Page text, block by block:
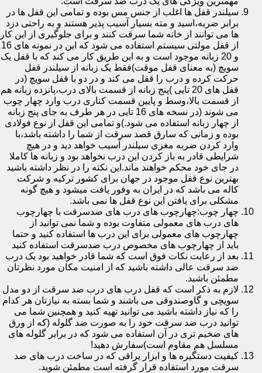
سیلندر قفل ها اغلب از جنس مس بوده و تمامی این قفل ها در
برابر ضربه،اسید و مته بسیار آسیب پذیر هستند و به راحتی دزد
ها می توانند از خانه شما سرقت کنند و برای جلوگیری از این کار
از قفل مولتی سیستم استفاده می شود که این در نمونه های 16
و 20 زبانه موجود است و به این طریق کار می کند که با قفل یک
سویچ (به معنای قفل موقت)فقط یک زبانه از سیلندر قفل
حرکت کرده و درب را قفل می کند و در دو با قفل سویچ (در
قفل های 20 تایی )پنج زبانه از قسمت بالای درب،پانزده زبانه هم
از قسمت بالا،وسط و پایین قسمت کناری درب وارد چهار چوب
می شوند (در نسخه های 16 تایی در هر طرف به جای پنج زبانه
از چهار زبانه استفاده می شود.)و تمامی این قفل از نوع فولادی
بوده و زمانی که سارق قصد سرقت از شما را داشته باشد،با
وارد کردن ضربه مغزی سیلندر آسیب خواهد دید و در هیچ
شرایطی قادر به باز کردن این درب نخواهد بود و زبانه ها کاملا
در جای خود محکم خواهند ماند.این نکته را در نظر داشته باشید
بهترین نوع قفل موجود در جهان برای کشور ترکیه و شرکت
کاله می باشد که در ایران به وفور یافت میشود و هیچ گونه
مشکلی برای یافتن این نوع قفل ها نمی باشد.
چهار چوب:چهارچوب های درب های ضدسرقت با چهارچوب
های درب های معمولی متفاوت بوده و شما نمی توانید از
چهارچوب های معمولی برای این درب ها استفاده کنید و حتما
باید از چهارچوب های مخصوص درب ضدسرقت استفاده کنید
بعد از رعایت نکات فوق است که شما قادر خواهید بود یک درب
ضد سرقت عالی داشته باشید که از امنیت مکان مورد نظرتان
مطمئن باشید.
لازم به ذکر است که قفل درب های درب ضد سرقت از دو مدل
سویچی و گاوصندوقی می باشند و شما بسته به نیازتان هر کدام
را که نیاز داشته باشید می توانید تهیه کنید و همچنین شما می
توانید درب ضد سرقت خود را به صورت ضد گلوله (که از ورق
های ضخیم تری در آن استفاده می شود که در برابر گلوله های
مسلسل هم مقاوم است)سفارش دهید!
کیفیت دستگیره ها و ابزار یراقی که در ساخت درب های ضد
سرقت مورد استفاده قرار گرفته است مطمئن شوید.